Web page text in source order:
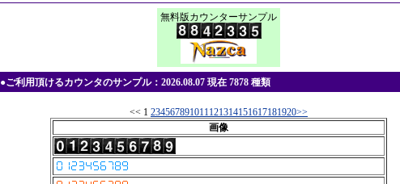
無料版カウンターサンプル
●ご利用頂けるカウンタのサンプル：2026.08.07 現在 7878 種類
<< 1 234567891011121314151617181920>>
画像